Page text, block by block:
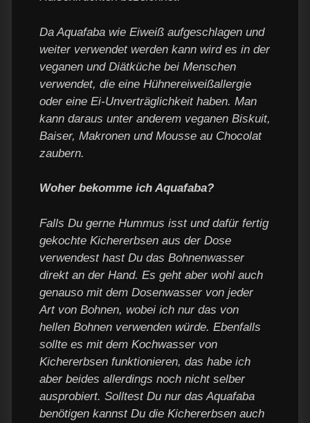
Da Aquafaba wie Eiweiß aufgeschlagen und
weiter verwendet werden kann wird es in der
veganen und Diätküche bei Menschen
verwendet, die eine Hühnereiweißallergie
oder eine Ei-Unverträglichkeit haben. Man
kann daraus unter anderem veganen Biskuit,
Baiser, Makronen und Mousse au Chocolat
zaubern.
Woher bekomme ich Aquafaba?
Falls Du gerne Hummus isst und dafür fertig
gekochte Kichererbsen aus der Dose
verwendest hast Du das Bohnenwasser
direkt an der Hand. Es geht aber wohl auch
genauso mit dem Dosenwasser von jeder
Art von Bohnen, wobei ich nur das von
hellen Bohnen verwenden würde. Ebenfalls
sollte es mit dem Kochwasser von
Kichererbsen funktionieren, das habe ich
aber beides allerdings noch nicht selber
ausprobiert. Solltest Du nur das Aquafaba
benötigen kannst Du die Kichererbsen auch